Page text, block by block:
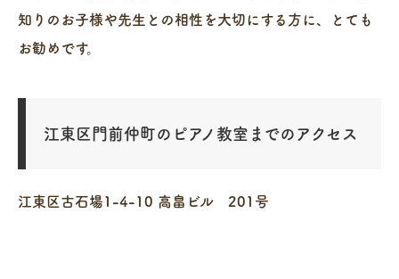
知りのお子様や先生との相性を大切にする方に、とても
お勧めです。
江東区門前仲町のピアノ教室までのアクセス
江東区古石場1-4-10 高畠ビル 201号